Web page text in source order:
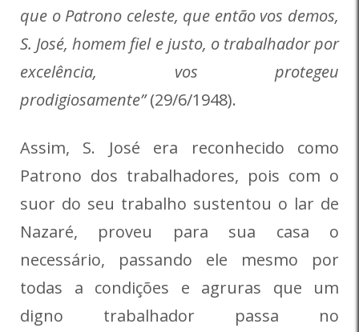
que o Patrono celeste, que então vos demos,
S. José, homem fiel e justo, o trabalhador por
excelência, vos protegeu
prodigiosamente”(29/6/1948).
Assim, S. José era reconhecido como
Patrono dos trabalhadores, pois com o
suor do seu trabalho sustentou o lar de
Nazaré, proveu para sua casa o
necessário, passando ele mesmo por
todas a condições e agruras que um
digno trabalhador passa no